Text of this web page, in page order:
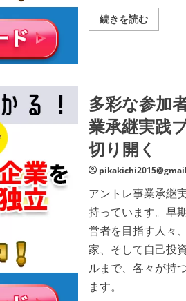
の
柔
軟
詳
細
を
ご
覧
く
だ
さ
い
続きを読むア
ン
実
践
プ
ロ
グ
ラ
ム
魅
と
メ
リ
ッ
ト
の
詳
を
多彩な参加
業承継実践
切り開く
アントレ事業承継
持っています。早
営者を目指す人々
家、そして自己投
ルまで、各々が持
ます。